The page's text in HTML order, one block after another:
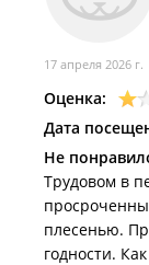
17 апреля 2026 г.
Оценка:
Дата
Не
Трудовом в
плесенью.
годности.